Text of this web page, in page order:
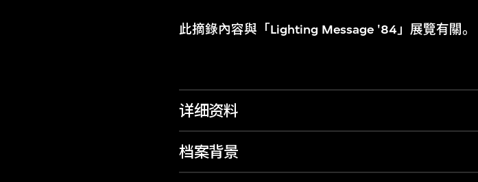
此摘錄內容與「Lighting Message '84」展覽有關。
详细资料
档案背景